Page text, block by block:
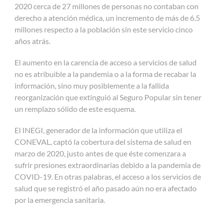
2020 cerca de 27 millones de personas no contaban con
derecho a atención médica, un incremento de más de 6.5
millones respecto a la población sin este servicio cinco
años atrás.
El aumento en la carencia de acceso a servicios de salud
no es atribuible a la pandemia o a la forma de recabar la
información, sino muy posiblemente a la fallida
reorganización que extinguió al Seguro Popular sin tener
un remplazo sólido de este esquema.
El INEGI, generador de la información que utiliza el
CONEVAL, captó la cobertura del sistema de salud en
marzo de 2020, justo antes de que éste comenzara a
sufrir presiones extraordinarias debido a la pandemia de
COVID-19. En otras palabras, el acceso a los servicios de
salud que se registró el año pasado aún no era afectado
por la emergencia sanitaria.